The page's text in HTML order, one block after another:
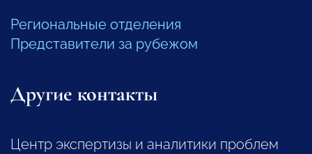
Региональные отделения
Представители за рубежом
Другие контакты
Центр экспертизы и аналитики проблем